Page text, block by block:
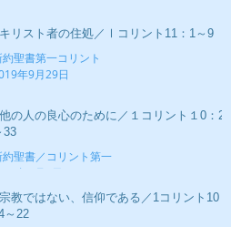
リスト者の住処／Ⅰコリント11：1～9
約聖書第一コリント
年9月29日
の人の良心のために／１コリント１0：23
33
約聖書／コリント第一
2019年9月1日
教ではない、信仰である／1コリント10：
～22